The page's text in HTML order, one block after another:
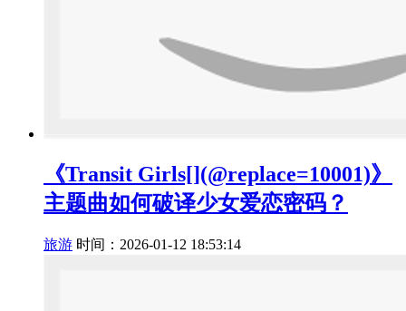
《Transit Girls[](@replace=10001)》
主题曲如何破译少女爱恋密码？
旅游 时间：2026-01-12 18:53:14